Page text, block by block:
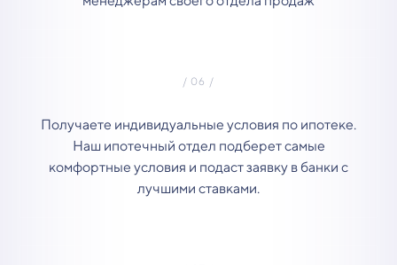
Получаете индивидуальные условия по ипотеке.
Наш ипотечный отдел подберет самые
комфортные условия и подаст заявку в банки с
лучшими ставками.